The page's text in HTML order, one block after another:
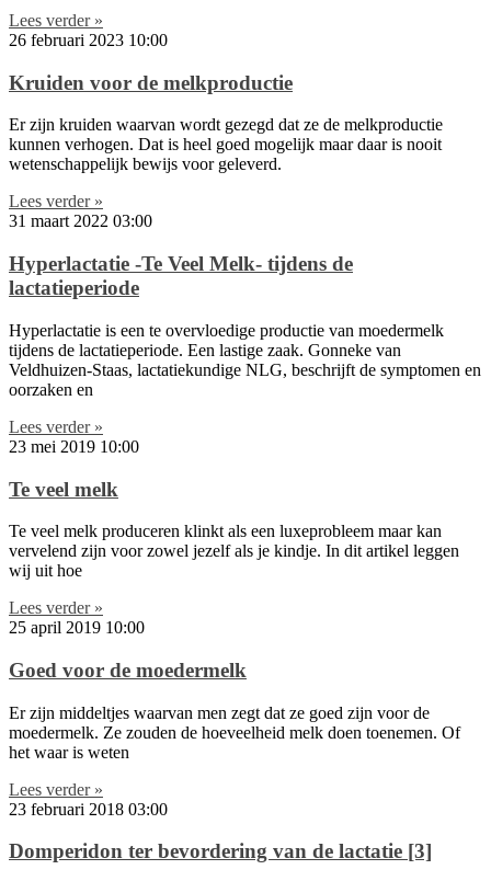
Lees verder »
26 februari 2023 10:00
Kruiden voor de melkproductie
Er zijn kruiden waarvan wordt gezegd dat ze de melkproductie
kunnen verhogen. Dat is heel goed mogelijk maar daar is nooit
wetenschappelijk bewijs voor geleverd.
Lees verder »
31 maart 2022 03:00
Hyperlactatie -Te Veel Melk- tijdens de
lactatieperiode
Hyperlactatie is een te overvloedige productie van moedermelk
tijdens de lactatieperiode. Een lastige zaak. Gonneke van
Veldhuizen-Staas, lactatiekundige NLG, beschrijft de symptomen en
oorzaken en
Lees verder »
23 mei 2019 10:00
Te veel melk
Te veel melk produceren klinkt als een luxeprobleem maar kan
vervelend zijn voor zowel jezelf als je kindje. In dit artikel leggen
wij uit hoe
Lees verder »
25 april 2019 10:00
Goed voor de moedermelk
Er zijn middeltjes waarvan men zegt dat ze goed zijn voor de
moedermelk. Ze zouden de hoeveelheid melk doen toenemen. Of
het waar is weten
Lees verder »
23 februari 2018 03:00
Domperidon ter bevordering van de lactatie [3]